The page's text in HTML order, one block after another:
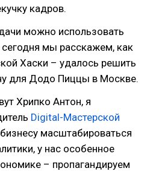
кадров.
можно использовать
мы расскажем, как
Хаски – удалось решить
для Додо Пиццы в Москве.
Хрипко Антон, я
Digital-Мастерской
масштабироваться
у нас особенное
– пропагандируем